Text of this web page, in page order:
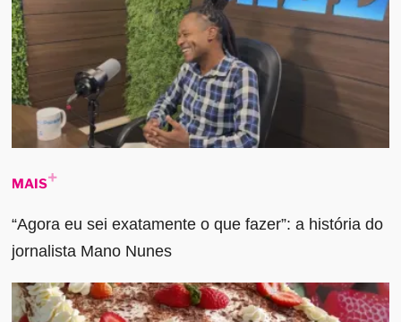
MAIS
“Agora eu sei exatamente o que fazer”: a história do
jornalista Mano Nunes